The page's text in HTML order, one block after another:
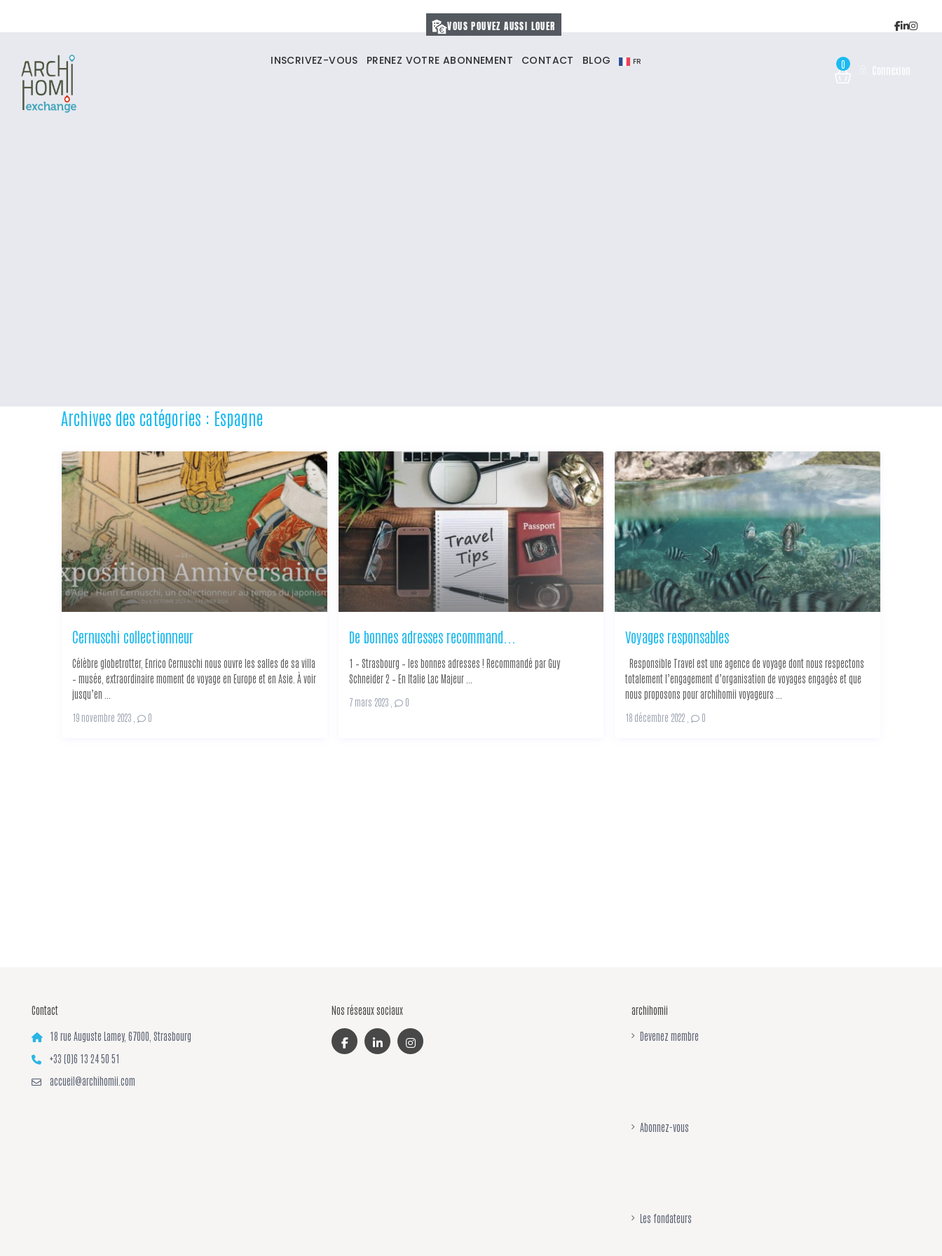
VOUS POUVEZ AUSSI LOUER
INSCRIVEZ-VOUS PRENEZ VOTRE ABONNEMENT CONTACT BLOG FR 0 Connexion
Archives des catégories : Espagne
Cernuschi collectionneur
Célèbre globetrotter, Enrico Cernuschi nous ouvre les salles de sa villa
– musée, extraordinaire moment de voyage en Europe et en Asie. À voir
jusqu’en ...
19 novembre 2023 0
De bonnes adresses recommand...
1 – Strasbourg – les bonnes adresses ! Recommandé par Guy
Schneider 2 – En Italie Lac Majeur ...
7 mars 2023, 0
Voyages responsables
Responsible Travel est une agence de voyage dont nous respectons
totalement l’engagement d’organisation de voyages engagés et que
nous proposons pour archihomii voyageurs ...
18 décembre 2022 , 0
Contact
18 rue Auguste Lamey, 67000, Strasbourg
+33 (0)6 13 24 50 51
accueil@archihomii.com
Nos réseaux sociaux archihomii
Devenez membre
Abonnez-vous
Les fondateurs